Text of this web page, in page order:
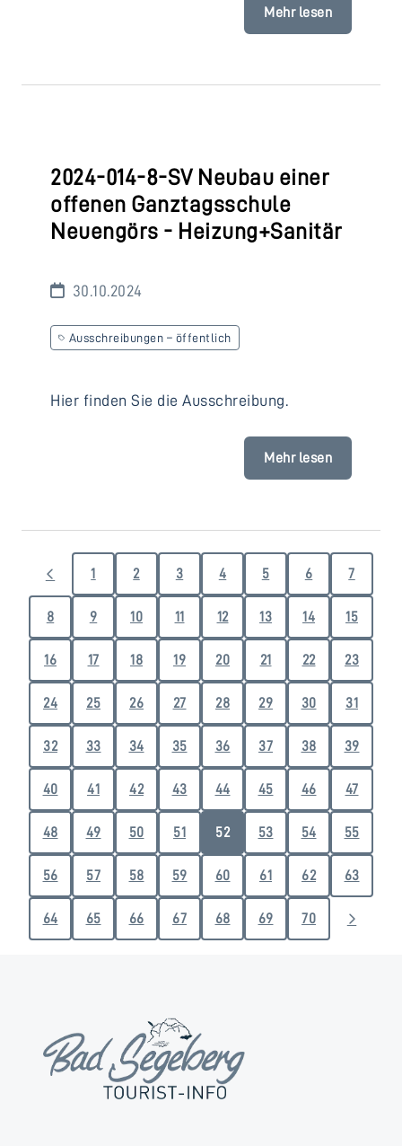
Mehr lesen
2024-014-8-SV Neubau einer
offenen Ganztagsschule
Neuengörs - Heizung+Sanitär
30.10.2024
Ausschreibungen – öffentlich
Hier finden Sie die Ausschreibung.
Mehr lesen
1 2 3 4 5 6 7
8 9 10 11 12 13 14 15
16 17 18 19 20 21 22 23
24 25 26 27 28 29 30 31
32 33 34 35 36 37 38 39
40 41 42 43 44 45 46 47
48 49 50 51 52 53 54 55
56 57 58 59 60 61 62 63
64 65 66 67 68 69 70